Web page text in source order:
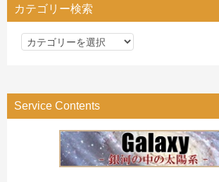
カテゴリー検索
カ
リ
ー
Service Contents